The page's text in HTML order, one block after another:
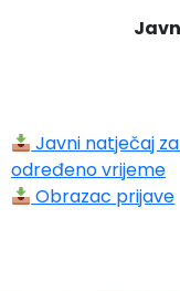
Javni natječaj
određeno vrijeme
Obrazac prijave